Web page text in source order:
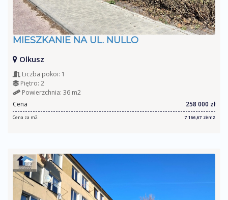
MIESZKANIE NA UL. NULLO
Olkusz
Liczba pokoi: 1
Piętro: 2
Powierzchnia: 36 m2
Cena
258 000 zł
Cena za m2 7 166,67 zł/m2